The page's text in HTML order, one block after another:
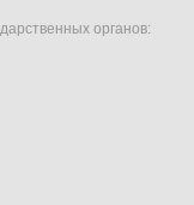
органов: